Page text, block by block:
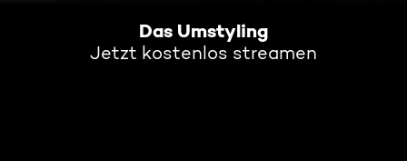
Das Umstyling
Jetzt kostenlos streamen